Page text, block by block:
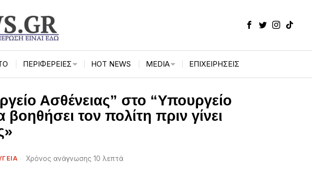
ΠΕΡΙΦΈΡΕΙΕΣ HOT NEWS MEDIA ΕΠΙΧΕΙΡΉΣΕΙΣ
Ασθένειας” στο “Υπουργείο
τον πολίτη πριν γίνει
Χρόνος ανάγνωσης 10 λεπτά